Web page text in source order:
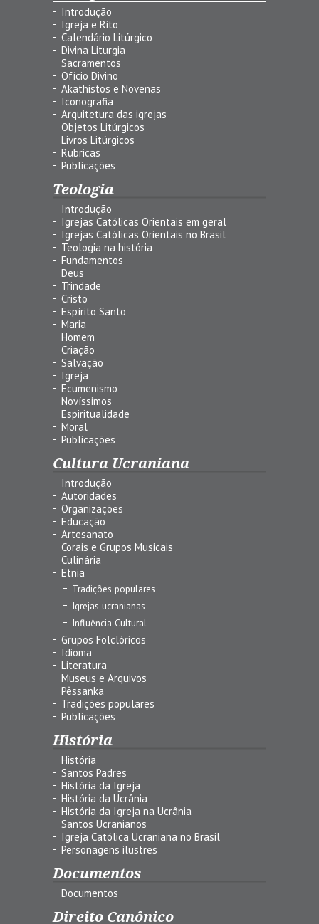
Introdução
Igreja e Rito
Calendário Litúrgico
Divina Liturgia
Sacramentos
Ofício Divino
Akathistos e Novenas
Iconografia
Arquitetura das igrejas
Objetos Litúrgicos
Livros Litúrgicos
Rubricas
Publicações
Teologia
Introdução
Igrejas Católicas Orientais em geral
Igrejas Católicas Orientais no Brasil
Teologia na história
Fundamentos
Deus
Trindade
Cristo
Espírito Santo
Maria
Homem
Criação
Salvação
Igreja
Ecumenismo
Novíssimos
Espiritualidade
Moral
Publicações
Cultura Ucraniana
Introdução
Autoridades
Organizações
Educação
Artesanato
Corais e Grupos Musicais
Culinária
Etnia
Tradições populares
Igrejas ucranianas
Influência Cultural
Grupos Folclóricos
Idioma
Literatura
Museus e Arquivos
Pêssanka
Tradições populares
Publicações
História
História
Santos Padres
História da Igreja
História da Ucrânia
História da Igreja na Ucrânia
Santos Ucranianos
Igreja Católica Ucraniana no Brasil
Personagens ilustres
Documentos
Documentos
Direito Canônico